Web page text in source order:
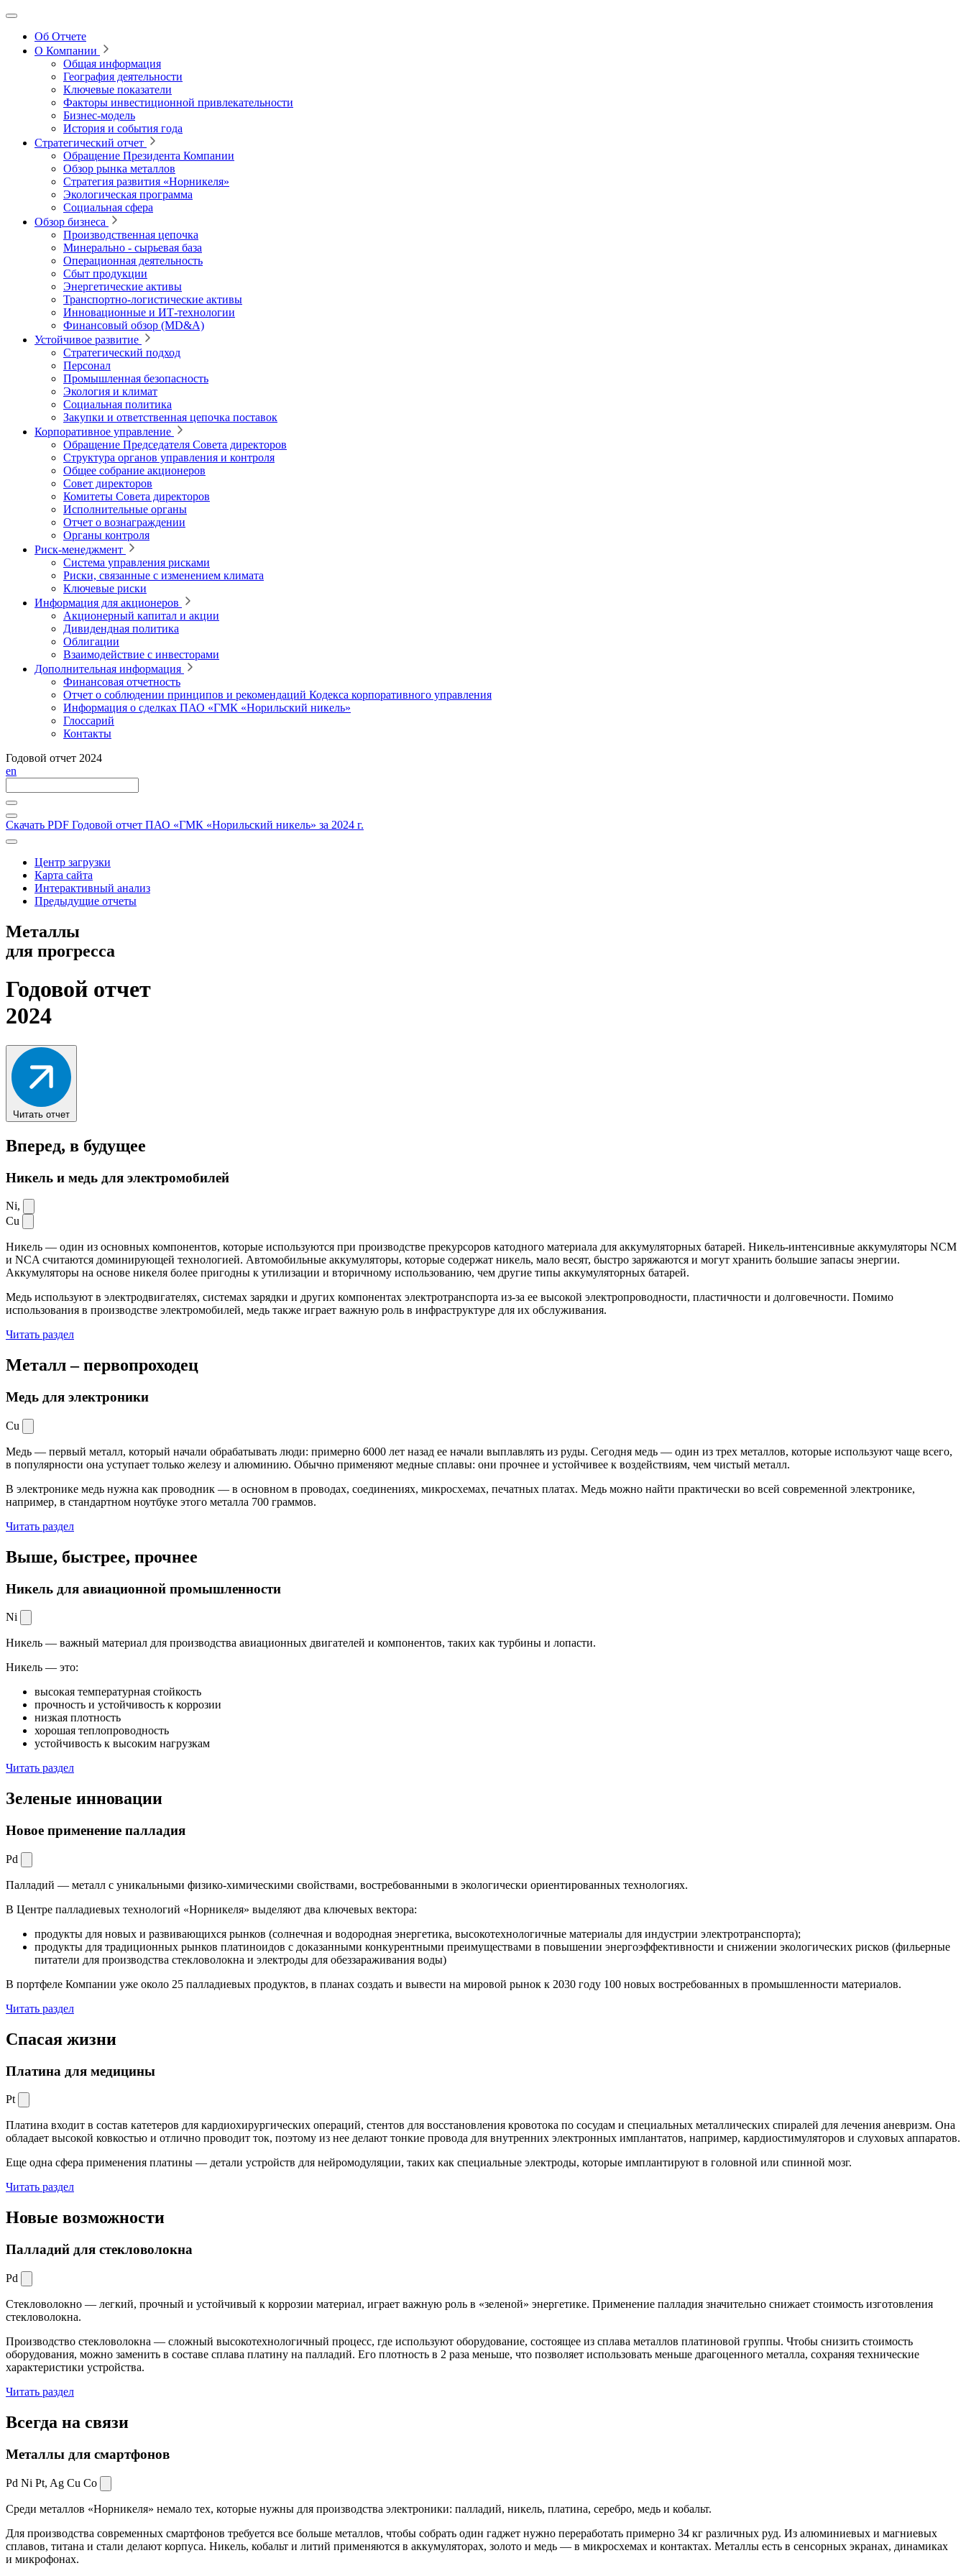
Об Отчете
О Компании
Общая информация
География деятельности
Ключевые показатели
Факторы инвестиционной привлекательности
Бизнес-модель
История и события года
Стратегический отчет
Обращение Президента Компании
Обзор рынка металлов
Стратегия развития «Норникеля»
Экологическая программа
Социальная сфера
Обзор бизнеса
Производственная цепочка
Минерально ‑ сырьевая база
Операционная деятельность
Сбыт продукции
Энергетические активы
Транспортно-логистические активы
Инновационные и ИТ‑технологии
Финансовый обзор (MD&A)
Устойчивое развитие
Стратегический подход
Персонал
Промышленная безопасность
Экология и климат
Социальная политика
Закупки и ответственная цепочка поставок
Корпоративное управление
Обращение Председателя Совета директоров
Структура органов управления и контроля
Общее собрание акционеров
Совет директоров
Комитеты Совета директоров
Исполнительные органы
Отчет о вознаграждении
Органы контроля
Риск-менеджмент
Система управления рисками
Риски, связанные с изменением климата
Ключевые риски
Информация для акционеров
Акционерный капитал и акции
Дивидендная политика
Облигации
Взаимодействие с инвесторами
Дополнительная информация
Финансовая отчетность
Отчет о соблюдении принципов и рекомендаций Кодекса корпоративного управления
Информация о сделках ПАО «ГМК «Норильский никель»
Глоссарий
Контакты
Годовой отчет 2024
en
Скачать PDF Годовой отчет ПАО «ГМК «Норильский никель» за 2024 г.
Центр загрузки
Карта сайта
Интерактивный анализ
Предыдущие отчеты
Металлы
для прогресса
Годовой отчет
2024
Читать отчет
Вперед, в будущее
Никель и медь для электромобилей
Ni,
Cu
Никель — один из основных компонентов, которые используются при производстве прекурсоров катодного материала для аккумуляторных батарей. Никель-интенсивные аккумуляторы NCM
и NCA считаются доминирующей технологией. Автомобильные аккумуляторы, которые содержат никель, мало весят, быстро заряжаются и могут хранить большие запасы энергии.
Аккумуляторы на основе никеля более пригодны к утилизации и вторичному использованию, чем другие типы аккумуляторных батарей.
Медь используют в электродвигателях, системах зарядки и других компонентах электротранспорта из-за ее высокой электропроводности, пластичности и долговечности. Помимо
использования в производстве электромобилей, медь также играет важную роль в инфраструктуре для их обслуживания.
Читать раздел
Металл –первопроходец
Медь для электроники
Cu
Медь — первый металл, который начали обрабатывать люди: примерно 6000 лет назад ее начали выплавлять из руды. Сегодня медь — один из трех металлов, которые используют чаще всего,
в популярности она уступает только железу и алюминию. Обычно применяют медные сплавы: они прочнее и устойчивее к воздействиям, чем чистый металл.
В электронике медь нужна как проводник — в основном в проводах, соединениях, микросхемах, печатных платах. Медь можно найти практически во всей современной электронике,
например, в стандартном ноутбуке этого металла 700 граммов.
Читать раздел
Выше, быстрее, прочнее
Никель для авиационной промышленности
Ni
Никель — важный материал для производства авиационных двигателей и компонентов, таких как турбины и лопасти.
Никель — это:
высокая температурная стойкость
прочность и устойчивость к коррозии
низкая плотность
хорошая теплопроводность
устойчивость к высоким нагрузкам
Читать раздел
Зеленые инновации
Новое применение палладия
Pd
Палладий — металл с уникальными физико-химическими свойствами, востребованными в экологически ориентированных технологиях.
В Центре палладиевых технологий «Норникеля» выделяют два ключевых вектора:
продукты для новых и развивающихся рынков (солнечная и водородная энергетика, высокотехнологичные материалы для индустрии электротранспорта);
продукты для традиционных рынков платиноидов с доказанными конкурентными преимуществами в повышении энергоэффективности и снижении экологических рисков (фильерные
питатели для производства стекловолокна и электроды для обеззараживания воды)
В портфеле Компании уже около 25 палладиевых продуктов, в планах создать и вывести на мировой рынок к 2030 году 100 новых востребованных в промышленности материалов.
Читать раздел
Спасая жизни
Платина для медицины
Pt
Платина входит в состав катетеров для кардиохирургических операций, стентов для восстановления кровотока по сосудам и специальных металлических спиралей для лечения аневризм. Она
обладает высокой ковкостью и отлично проводит ток, поэтому из нее делают тонкие провода для внутренних электронных имплантатов, например, кардиостимуляторов и слуховых аппаратов.
Еще одна сфера применения платины — детали устройств для нейромодуляции, таких как специальные электроды, которые имплантируют в головной или спинной мозг.
Читать раздел
Новые возможности
Палладий для стекловолокна
Pd
Стекловолокно — легкий, прочный и устойчивый к коррозии материал, играет важную роль в «зеленой» энергетике. Применение палладия значительно снижает стоимость изготовления
стекловолокна.
Производство стекловолокна — сложный высокотехнологичный процесс, где используют оборудование, состоящее из сплава металлов платиновой группы. Чтобы снизить стоимость
оборудования, можно заменить в составе сплава платину на палладий. Его плотность в 2 раза меньше, что позволяет использовать меньше драгоценного металла, сохраняя технические
характеристики устройства.
Читать раздел
Всегда на связи
Металлы для смартфонов
Pd Ni Pt, Ag Cu Co
Среди металлов «Норникеля» немало тех, которые нужны для производства электроники: палладий, никель, платина, серебро, медь и кобальт.
Для производства современных смартфонов требуется все больше металлов, чтобы собрать один гаджет нужно переработать примерно 34 кг различных руд. Из алюминиевых и магниевых
сплавов, титана и стали делают корпуса. Никель, кобальт и литий применяются в аккумуляторах, золото и медь — в микросхемах и контактах. Металлы есть в сенсорных экранах, динамиках
и микрофонах.